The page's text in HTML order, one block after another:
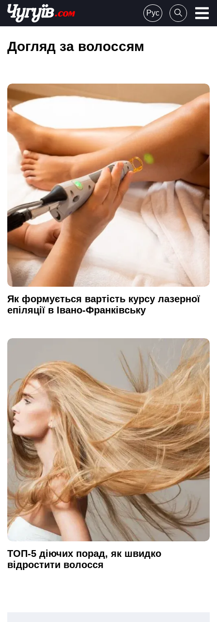
Skip
content
Chuguiv
Рус
Догляд за волоссям
Як формується вартість курсу лазерної
епіляції в Івано-Франківську
ТОП-5 діючих порад, як швидко
відростити волосся